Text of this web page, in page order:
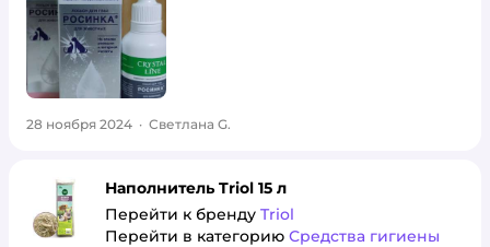
28 ноября 2024 · Светлана G.
Наполнитель Triol 15 л
Перейти к бренду Triol
Перейти в категорию Средства гигиены